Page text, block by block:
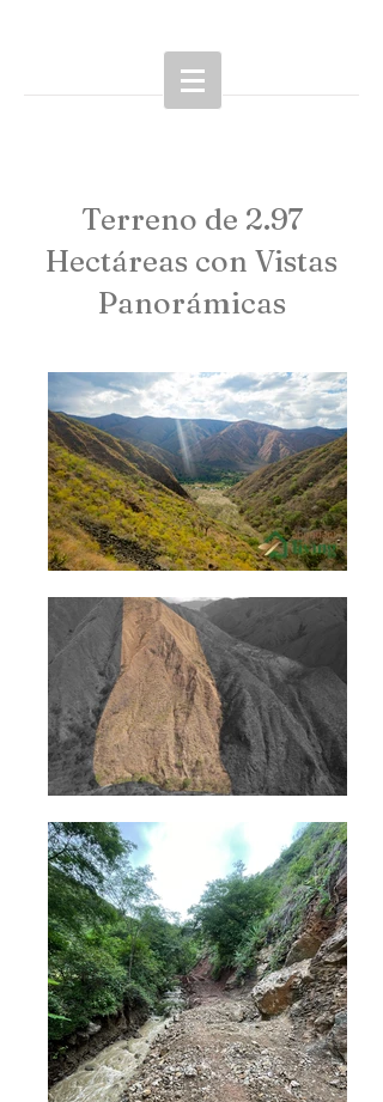
Terreno de 2.97
Hectáreas con Vistas
Panorámicas